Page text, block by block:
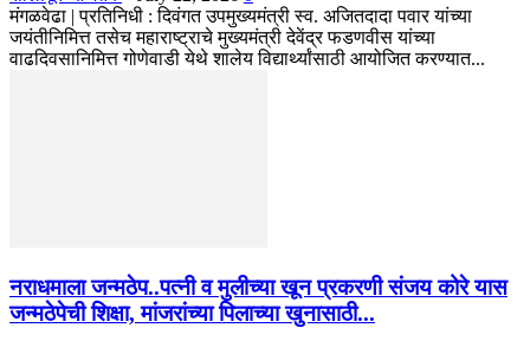
मंगळवेढा | प्रतिनिधी : दिवंगत उपमुख्यमंत्री स्व. अजितदादा पवार यांच्या
जयंतीनिमित्त तसेच महाराष्ट्राचे मुख्यमंत्री देवेंद्र फडणवीस यांच्या
वाढदिवसानिमित्त गोणेवाडी येथे शालेय विद्यार्थ्यांसाठी आयोजित करण्यात...
नराधमाला जन्मठेप..पत्नी व मुलीच्या खून प्रकरणी संजय कोरे यास
जन्मठेपेची शिक्षा, मांजरांच्या पिलाच्या खुनासाठी...